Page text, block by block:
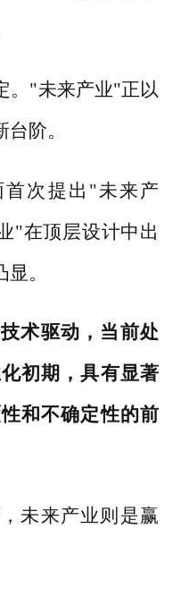
"未来产业"正以
阶。
首次提出"未来产
"在顶层设计中出
。
术驱动，当前处
初期，具有显著
和不确定性的前
未来产业则是赢